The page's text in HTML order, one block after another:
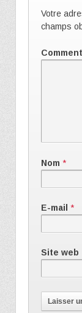
Votre
champs
Nom *
E-mail *
Site web